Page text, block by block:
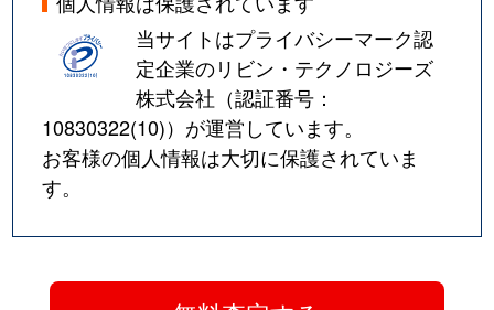
当サイトはプライバシーマーク認
定企業のリビン・テクノロジーズ
株式会社（認証番号：
10830322(10)）が運営しています。
お客様の個人情報は大切に保護されていま
す。